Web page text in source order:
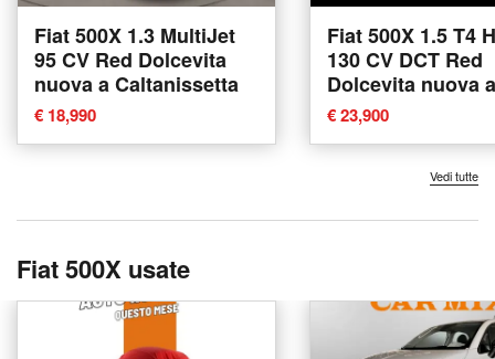
Fiat 500X 1.3 MultiJet
95 CV Red Dolcevita
nuova a Caltanissetta
€ 18,990
Fiat 500X 1.5 T4
130 CV DCT Red
Dolcevita nuova a
Torino
€ 23,900
Vedi tutte
Fiat 500X usate